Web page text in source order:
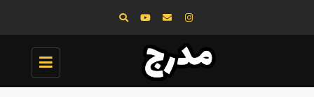
Toggle
navigation